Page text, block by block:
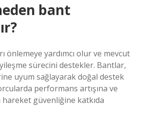
bant
önlemeye yardımcı olur ve mevcut
sürecini destekler. Bantlar,
uyum sağlayarak doğal destek
performans artışına ve
güvenliğine katkıda